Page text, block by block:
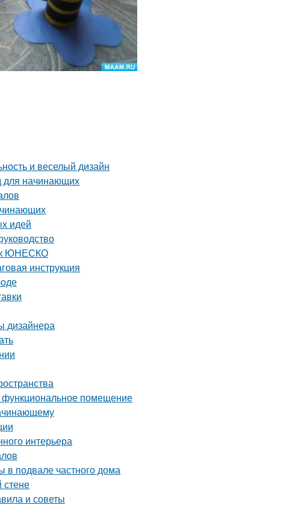
и веселый дизайн
для начинающих
идей
ЮНЕСКО
инструкция
дизайнера
функциональное помещение
интерьера
в подвале частного дома
стене
и советы